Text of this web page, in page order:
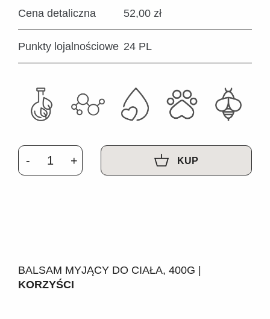
Cena detaliczna 52,00 zł
Punkty lojalnościowe 24 PL
KUP
BALSAM MYJĄCY DO CIAŁA, 400G |
KORZYŚCI